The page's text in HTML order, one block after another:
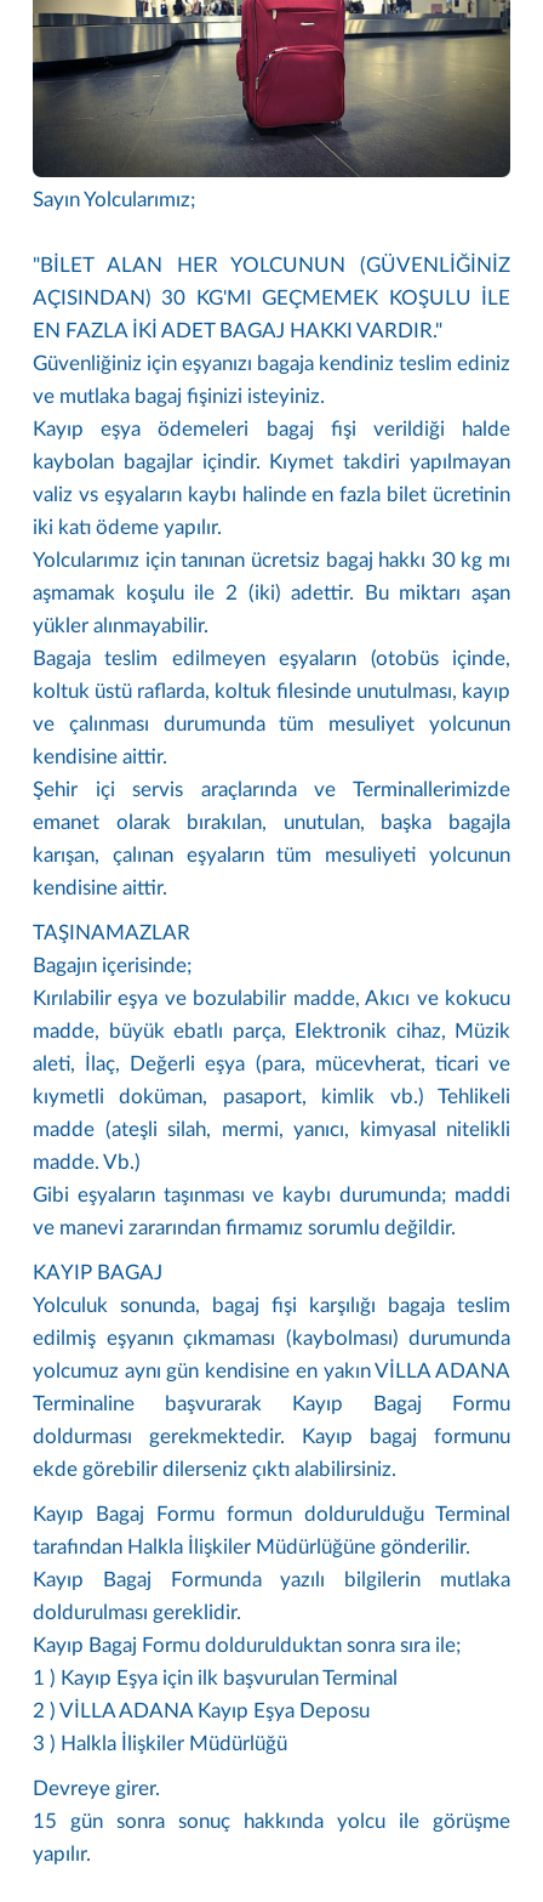
Sayın Yolcularımız;
"BİLET ALAN HER YOLCUNUN (GÜVENLİĞİNİZ
AÇISINDAN) 30 KG'MI GEÇMEMEK KOŞULU İLE
EN FAZLA İKİ ADET BAGAJ HAKKI VARDIR."
Güvenliğiniz için eşyanızı bagaja kendiniz teslim ediniz
ve mutlaka bagaj fişinizi isteyiniz.
Kayıp eşya ödemeleri bagaj fişi verildiği halde
kaybolan bagajlar içindir. Kıymet takdiri yapılmayan
valiz vs eşyaların kaybı halinde en fazla bilet ücretinin
iki katı ödeme yapılır.
Yolcularımız için tanınan ücretsiz bagaj hakkı 30 kg mı
aşmamak koşulu ile 2 (iki) adettir. Bu miktarı aşan
yükler alınmayabilir.
Bagaja teslim edilmeyen eşyaların (otobüs içinde,
koltuk üstü raflarda, koltuk filesinde unutulması, kayıp
ve çalınması durumunda tüm mesuliyet yolcunun
kendisine aittir.
Şehir içi servis araçlarında ve Terminallerimizde
emanet olarak bırakılan, unutulan, başka bagajla
karışan, çalınan eşyaların tüm mesuliyeti yolcunun
kendisine aittir.
TAŞINAMAZLAR
Bagajın içerisinde;
Kırılabilir eşya ve bozulabilir madde, Akıcı ve kokucu
madde, büyük ebatlı parça, Elektronik cihaz, Müzik
aleti, İlaç, Değerli eşya (para, mücevherat, ticari ve
kıymetli doküman, pasaport, kimlik vb.) Tehlikeli
madde (ateşli silah, mermi, yanıcı, kimyasal nitelikli
madde. Vb.)
Gibi eşyaların taşınması ve kaybı durumunda; maddi
ve manevi zararından firmamız sorumlu değildir.
KAYIP BAGAJ
Yolculuk sonunda, bagaj fişi karşılığı bagaja teslim
edilmiş eşyanın çıkmaması (kaybolması) durumunda
yolcumuz aynı gün kendisine en yakın VİLLA ADANA
Terminaline başvurarak Kayıp Bagaj Formu
doldurması gerekmektedir. Kayıp bagaj formunu
ekde görebilir dilerseniz çıktı alabilirsiniz.
Kayıp Bagaj Formu formun doldurulduğu Terminal
tarafından Halkla İlişkiler Müdürlüğüne gönderilir.
Kayıp Bagaj Formunda yazılı bilgilerin mutlaka
doldurulması gereklidir.
Kayıp Bagaj Formu doldurulduktan sonra sıra ile;
1 ) Kayıp Eşya için ilk başvurulan Terminal
2 ) VİLLA ADANA Kayıp Eşya Deposu
3 ) Halkla İlişkiler Müdürlüğü
Devreye girer.
15 gün sonra sonuç hakkında yolcu ile görüşme
yapılır.